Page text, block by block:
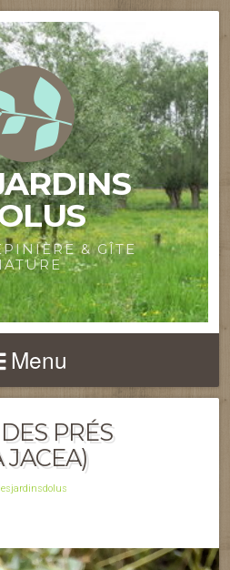
& GÎTE
Menu
PRÉS
JACEA)
lesjardinsdolus